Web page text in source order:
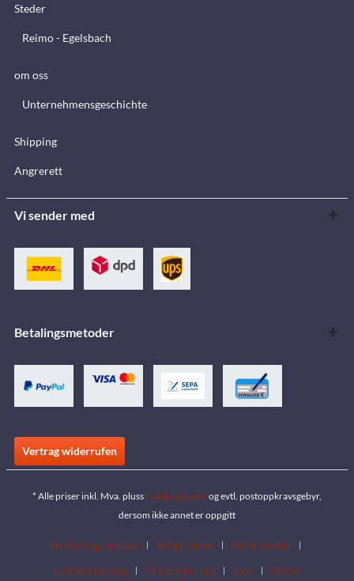
Steder
Reimo - Egelsbach
om oss
Unternehmensgeschichte
Shipping
Angrerett
Vi sender med
Betalingsmetoder
Vertrag widerrufen
* Alle priser inkl. Mva. plussfraktkostnaderog evtl. postoppkravsgebyr,
dersom ikke annet er oppgitt
Nedlastingsområde Butikk finner
Bli forhandler
Last ned katalog
Ta kontakt med Jobs Steder